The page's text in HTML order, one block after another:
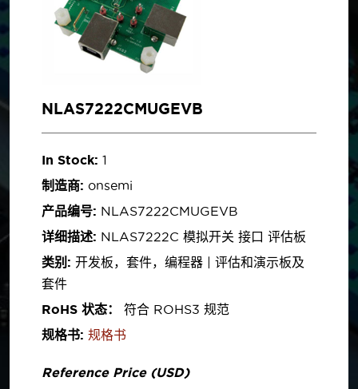
NLAS7222CMUGEVB
In Stock: 1
制造商: onsemi
产品编号: NLAS7222CMUGEVB
详细描述: NLAS7222C 模拟开关 接口 评估板
类别: 开发板，套件，编程器 | 评估和演示板及
套件
RoHS 状态：
符合 ROHS3 规范
规格书: 规格书
Reference Price (USD)